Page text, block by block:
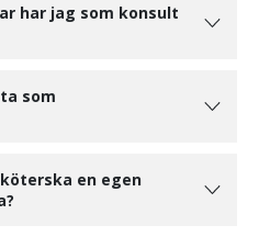
har jag som konsult
som
en egen